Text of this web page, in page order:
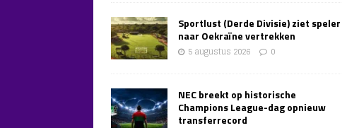
Sportlust (Derde Divisie) ziet speler
naar Oekraïne vertrekken
5 augustus 2026 0
NEC breekt op historische
Champions League-dag opnieuw
transferrecord